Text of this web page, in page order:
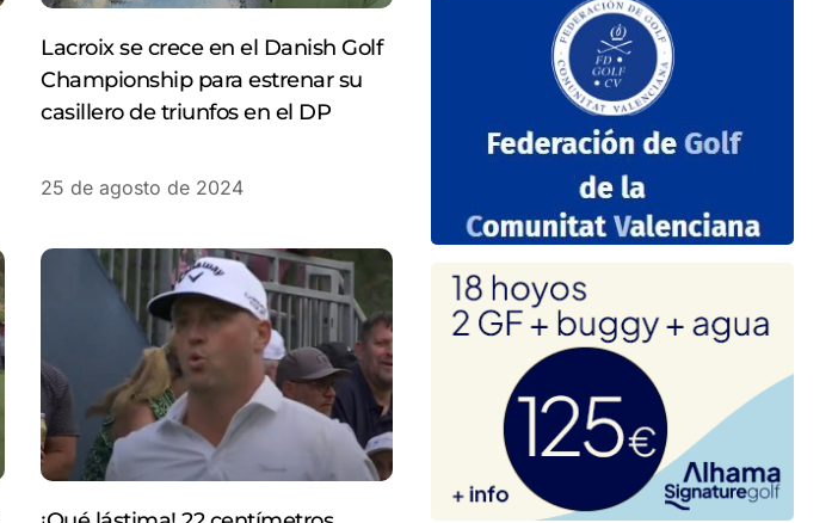
Lacroix se crece en el Danish Golf
Championship para estrenar su
casillero de triunfos en el DP
25 de agosto de 2024